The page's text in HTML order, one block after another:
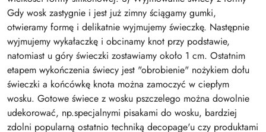
Gdy wosk zastygnie i jest już zimny ściągamy gumki,
otwieramy formę i delikatnie wyjmujemy świeczkę. Następnie
wyjmujemy wykałaczkę i obcinamy knot przy podstawie,
natomiast u góry świeczki zostawiamy około 1 cm. Ostatnim
etapem wykończenia świecy jest "obrobienie" nożykiem dołu
świeczki a końcówkę knota można zamoczyć w ciepłym
wosku. Gotowe świece z wosku pszczelego można dowolnie
udekorować, np.specjalnymi pisakami do wosku, bardziej
zdolni popularną ostatnio techniką decopage'u czy produktami